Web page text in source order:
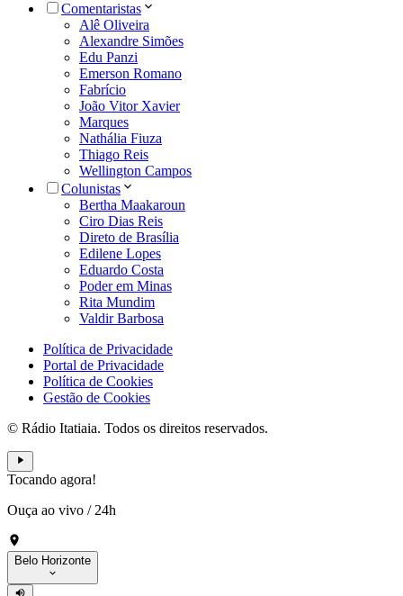
Comentaristas
Alê Oliveira
Alexandre Simões
Edu Panzi
Emerson Romano
Fabrício
João Vitor Xavier
Marques
Nathália Fiuza
Thiago Reis
Wellington Campos
Colunistas
Bertha Maakaroun
Ciro Dias Reis
Direto de Brasília
Edilene Lopes
Eduardo Costa
Poder em Minas
Rita Mundim
Valdir Barbosa
Política de Privacidade
Portal de Privacidade
Política de Cookies
Gestão de Cookies
© Rádio Itatiaia. Todos os direitos reservados.
Tocando agora!
Ouça ao vivo / 24h
Belo Horizonte